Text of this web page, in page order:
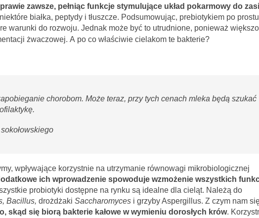
zawsze, pełniąc funkcje stymulujące układ pokarmowy do
białka, peptydy i tłuszcze. Podsumowując, prebiotykiem po
warunki do rozwoju. Jednak może być to utrudnione, ponieważ
żwaczowej. A po co właściwie cielakom te bakterie?
chorobom. Może teraz, przy tych cenach mleka będą szukać
.
wpływające korzystnie na utrzymanie równowagi mikrobiologicznej
ich wprowadzenie spowoduje wzmożenie wszystkich
probiotyki dostępne na rynku są idealne dla cieląt. Należą do
Bacillus, drożdżaki Saccharomyces i grzyby Aspergillus. Z czym nam
skąd się biorą bakterie kałowe w wymieniu dorosłych krów.